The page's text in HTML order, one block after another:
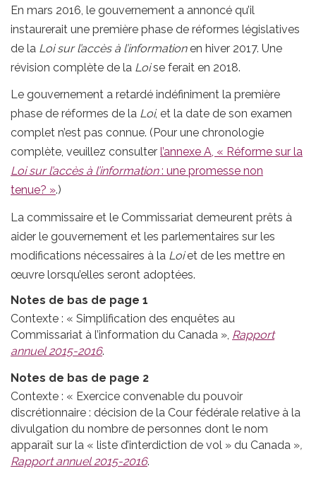
En mars 2016, le gouvernement a annoncé qu’il
instaurerait une première phase de réformes législatives
de la Loi sur l’accès à l’informationen hiver 2017. Une
révision complète de la Loise ferait en 2018.
Le gouvernement a retardé indéfiniment la première
phase de réformes de la Loi, et la date de son examen
complet n’est pas connue. (Pour une chronologie
complète, veuillez consulter l’annexe A, « Réforme sur la
Loi sur l’accès à l’information: une promesse non
tenue? ».)
La commissaire et le Commissariat demeurent prêts à
aider le gouvernement et les parlementaires sur les
modifications nécessaires à la Loiet de les mettre en
œuvre lorsqu’elles seront adoptées.
Notes
de
bas
de
page
Notes de bas de page 1
Contexte : « Simplification des enquêtes au
Commissariat à l’information du Canada », Rapport
annuel 2015-2016.
Retour
vers
la
note
de
bas
Notes de bas de page 2
Contexte : « Exercice convenable du pouvoir
discrétionnaire : décision de la Cour fédérale relative à la
divulgation du nombre de personnes dont le nom
apparaît sur la « liste d’interdiction de vol » du Canada »,
Rapport annuel 2015-2016.